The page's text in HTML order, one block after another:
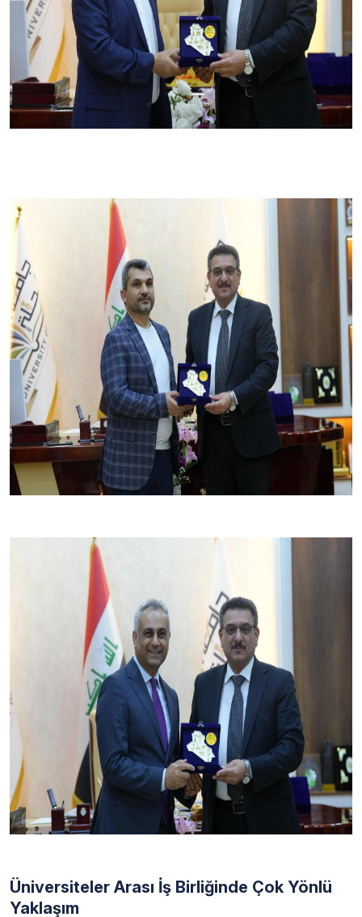
Üniversiteler Arası İş Birliğinde Çok Yönlü
Yaklaşım